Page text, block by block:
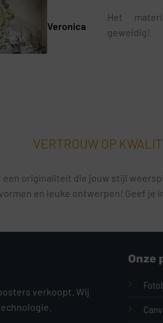
Veronica
Het
geweldig!
VERTROUW OP
een originaliteit die jouw stijl
en leuke ontwerpen! Geef
verkoopt. Wij
Onze